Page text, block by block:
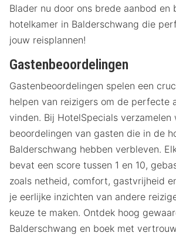
Blader nu door ons brede aanbod en
hotelkamer in Balderschwang die
jouw reisplannen!
Gastenbeoordelingen
Gastenbeoordelingen spelen een
helpen van reizigers om de perfecte
vinden. Bij HotelSpecials verzamelen
beoordelingen van gasten die in de
Balderschwang hebben verbleven.
bevat een score tussen 1 en 10,
zoals netheid, comfort, gastvrijheid
je eerlijke inzichten van andere
keuze te maken. Ontdek hoog
Balderschwang en boek met